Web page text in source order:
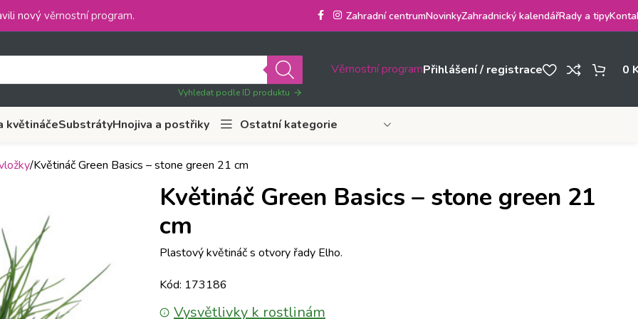
nový věrnostní program. Zahradní centrumNovinkyZahradnický kalendářRady a tipy
Vyhledat podle ID produktu
Věrnostní programPřihlášení / registrace 0
květináčeSubstrátyHnojiva a postřiky Ostatní kategorie
Květináč Green Basics – stone green 21 cm
Květináč Green Basics – stone green 21
cm
Plastový květináč s otvory řady Elho.
Kód: 173186
Vysvětlivky k rostlinám